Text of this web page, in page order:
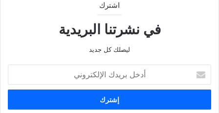
اشترك
في نشرتنا البريدية
ليصلك كل جديد
بريدك
الإلكتروني